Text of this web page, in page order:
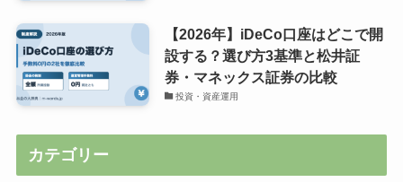
【2026年】iDeCo口座はどこで開
設する？選び方3基準と松井証
券・マネックス証券の比較
投資・資産運用
カテゴリー